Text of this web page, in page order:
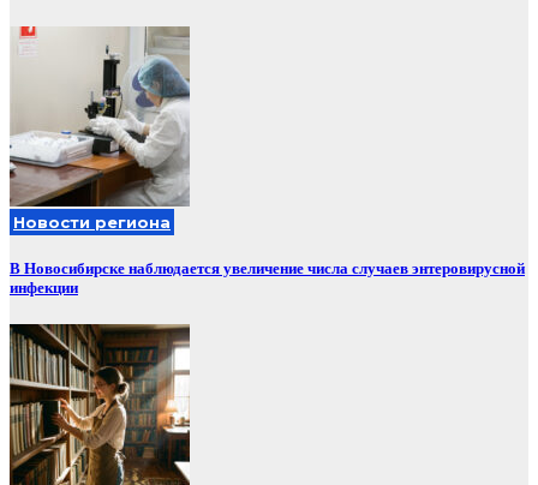
Новости региона
В Новосибирске наблюдается увеличение числа случаев энтеровирусной
инфекции